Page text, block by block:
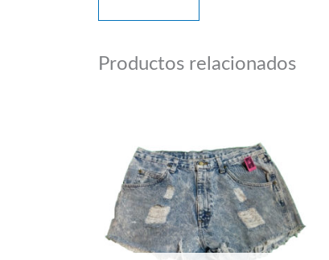
Productos relacionados